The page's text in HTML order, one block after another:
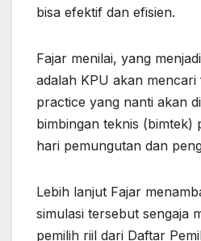
bisa efektif dan efisien.
Fajar menilai, yang
adalah KPU akan
practice yang nanti akan
bimbingan teknis (bimtek)
hari pemungutan dan
Lebih lanjut Fajar
simulasi tersebut sengaja
pemilih riil dari Daftar